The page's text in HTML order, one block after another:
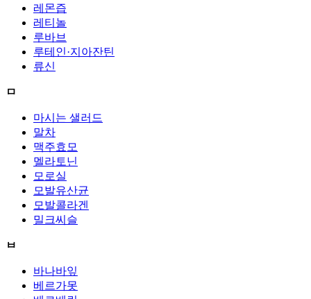
레몬즙
레티놀
루바브
루테인·지아잔틴
류신
ㅁ
마시는 샐러드
말차
맥주효모
멜라토닌
모로실
모발유산균
모발콜라겐
밀크씨슬
ㅂ
바나바잎
베르가못